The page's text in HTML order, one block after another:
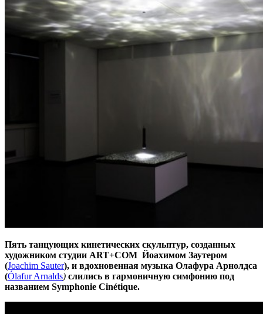
Пять танцующих кинетических скульптур, созданных
художником студии ART+COM Йоахимом Заутером
(Joachim Sauter), и вдохновенная музыка Олафура Арнолдса
(Ólafur Arnalds) слились в гармоничную симфонию под
названием Symphonie Cinétique.